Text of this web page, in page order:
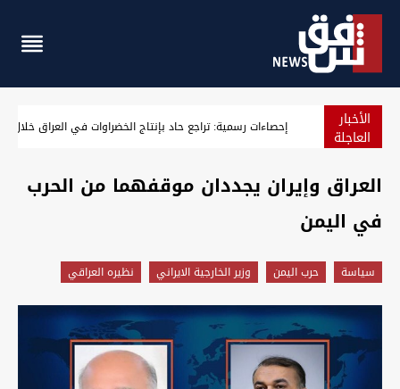
الأخبار
العاجلة العراق يعلن تعطيل الدوام الرسمي الأربعاء المقبل
العراق وإيران يجددان موقفهما من الحرب
في اليمن
سیاسة حرب اليمن وزير الخارجية الايراني نظيره العراقي